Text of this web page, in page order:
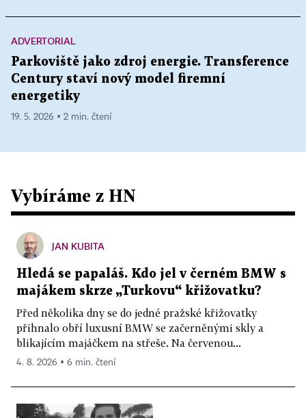
ADVERTORIAL
Parkoviště jako zdroj energie. Transference
Century staví nový model firemní
energetiky
19. 5. 2026 ▪ 2 min. čtení
Vybíráme z HN
JAN KUBITA
Hledá se papaláš. Kdo jel v černém BMW s
majákem skrze „Turkovu“ křižovatku?
Před několika dny se do jedné pražské křižovatky
přihnalo obří luxusní BMW se začerněnými skly a
blikajícím majáčkem na střeše. Na červenou...
4. 8. 2026 ▪ 6 min. čtení